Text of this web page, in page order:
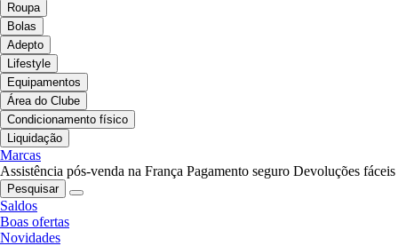
Roupa
Bolas
Adepto
Lifestyle
Equipamentos
Área do Clube
Condicionamento físico
Liquidação
Marcas
Assistência pós-venda na França Pagamento seguro Devoluções fáceis
Pesquisar
Saldos
Boas ofertas
Novidades